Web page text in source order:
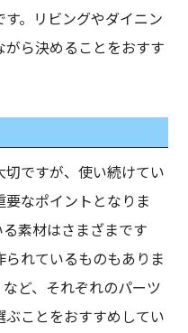
。リビングやダイニン
ら決めることをおすす
ですが、使い続けてい
なポイントとなりま
素材はさまざまです
れているものもありま
ど、それぞれのパーツ
ことをおすすめしてい